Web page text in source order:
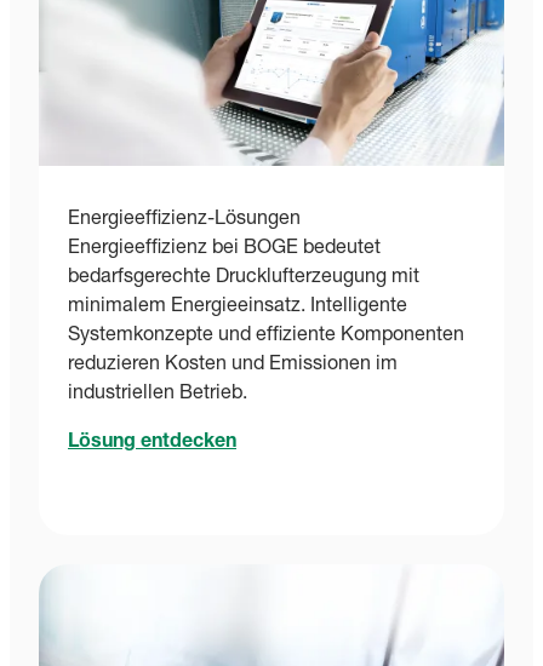
Energieeffizienz-Lösungen
Energieeffizienz bei BOGE bedeutet
bedarfsgerechte Drucklufterzeugung mit
minimalem Energieeinsatz. Intelligente
Systemkonzepte und effiziente Komponenten
reduzieren Kosten und Emissionen im
industriellen Betrieb.
Lösung entdecken